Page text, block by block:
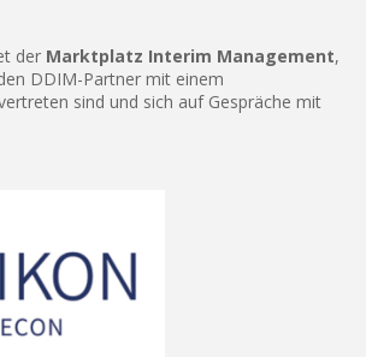
der Marktplatz Interim Management,
DDIM-Partner mit einem
sind und sich auf Gespräche mit